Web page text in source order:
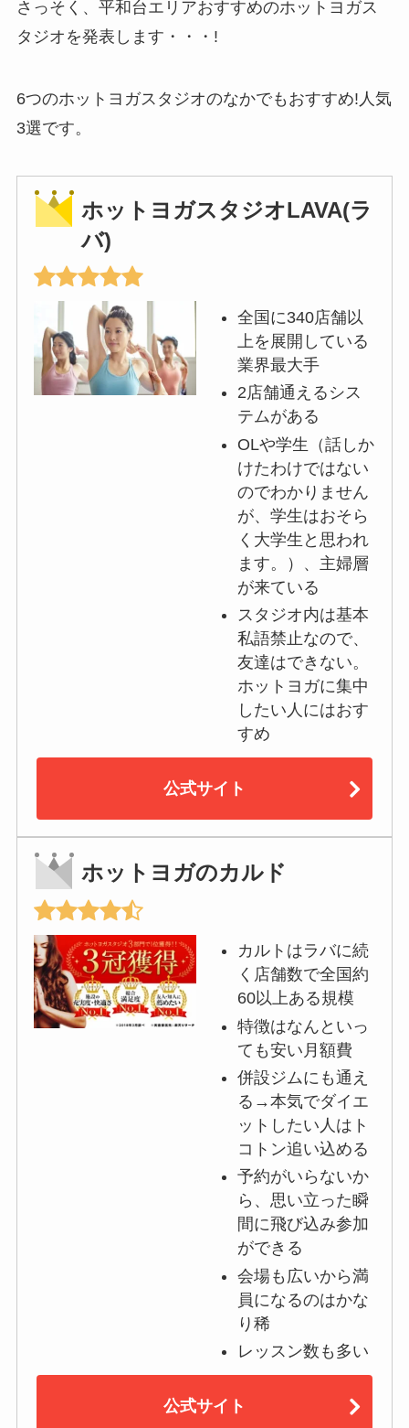
さっそく、平和台エリアおすすめのホットヨガス
タジオを発表します・・・!
6つのホットヨガスタジオのなかでもおすすめ!人気
3選です。
ホットヨガスタジオLAVA(ラ
バ)
全国に340店舗以
上を展開している
業界最大手
2店舗通えるシス
テムがある
OLや学生（話しか
けたわけではない
のでわかりません
が、学生はおそら
く大学生と思われ
ます。）、主婦層
が来ている
スタジオ内は基本
私語禁止なので、
友達はできない。
ホットヨガに集中
したい人にはおす
すめ
公式サイト
ホットヨガのカルド
カルトはラバに続
く店舗数で全国約
60以上ある規模
特徴はなんといっ
ても安い月額費
併設ジムにも通え
る→本気でダイエ
ットしたい人はト
コトン追い込める
予約がいらないか
ら、思い立った瞬
間に飛び込み参加
ができる
会場も広いから満
員になるのはかな
り稀
レッスン数も多い
公式サイト